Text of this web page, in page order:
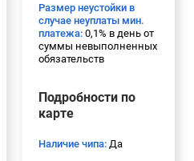
Размер неустойки в
случае неуплаты мин.
платежа: 0,1% в день от
суммы невыполненных
обязательств
Подробности по
карте
Наличие чипа: Да